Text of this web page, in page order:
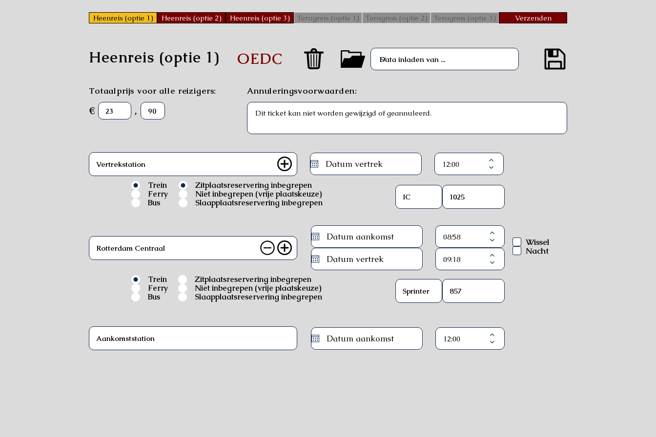
Heenreis (optie 1) Heenreis (optie 2) Heenreis (optie 3) Terugreis (optie 1) Terugreis (optie 2) Terugreis (optie 3) Verzenden
Heenreis (optie 1) OEDC
Totaalprijs voor alle reizigers:
€ ,
Annuleringsvoorwaarden:
Trein
Ferry
Bus
Zitplaatsreservering inbegrepen
Niet inbegrepen (vrije plaatskeuze)
Slaapplaatsreservering inbegrepen
Wissel
Nacht
Trein
Ferry
Bus
Zitplaatsreservering inbegrepen
Niet inbegrepen (vrije plaatskeuze)
Slaapplaatsreservering inbegrepen